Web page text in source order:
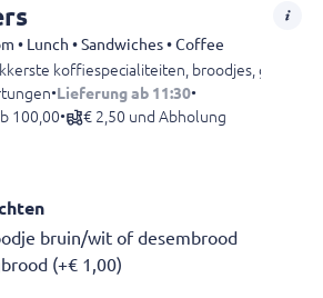
• Lunch • Sandwiches • Coffee
koffiespecialiteiten, broodjes, gebak
in ons gezellige koffie- en lunchcafé
•Lieferung ab 11:30•
100,00• € 2,50 und Abholung
bruin/wit of desembrood
(+€ 1,00)